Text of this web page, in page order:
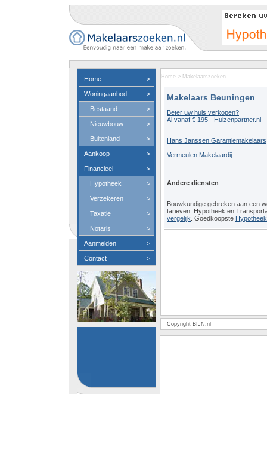
Home >
Woningaanbod >
Bestaand >
Nieuwbouw >
Buitenland >
Aankoop >
Financieel >
Hypotheek >
Verzekeren >
Taxatie >
Notaris >
Aanmelden >
Contact >
Home > Makelaarszoeken
Makelaars Beuningen
Beter uw huis verkopen?
Al vanaf € 195 - Huizenpartner.nl
Hans Janssen Garantiemakelaars
Vermeulen Makelaardij
Andere diensten
Bouwkundige gebreken aan een
tarieven. Hypotheek en
vergelijk . Goedkoopste
Copyright BIJN.nl